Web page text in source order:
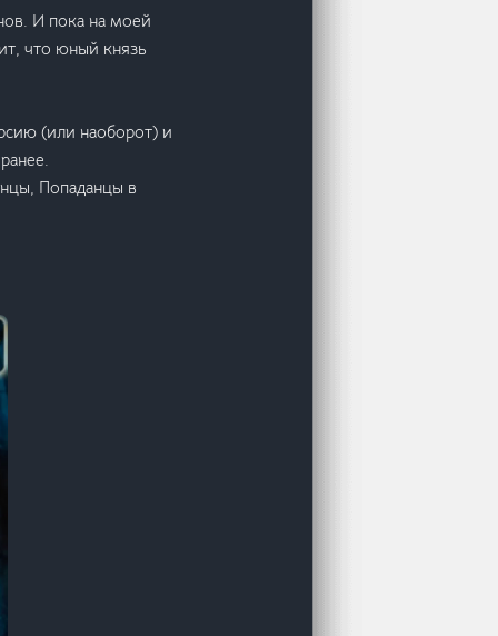
И пока на моей
что юный князь
(или наоборот) и
Попаданцы в